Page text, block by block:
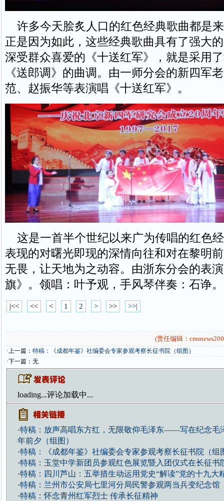
许多今天脍炙人口的红色经典歌曲都是
正是因为如此，这些经典歌曲具有了强大
深受群众喜爱的《十送红军》，就是采用
《送郎调》的曲调。由一师分会的新四军
范、赵振华等表演唱《十送红军》。
这是一首半个世纪以来广为传唱的红色
表现的对曙光即现的深情向往和对在黎明
无畏，让天地为之动容。由浙东分会的表
旗》。领唱：叶予观，手风琴伴奏：石诤。
|<< << < 1 2 > >> >>|
(责任编辑：
·上一篇： 特稿：《成都年鉴》社编委会专家参观考察长征书院（组图）
·下一篇：无
loading...评论加载中...
·特稿：放声高唱东方红，无限敬仰毛泽东——写在纪念毛
年前夕（组图）
·特稿：《成都年鉴》社编委会专家参观考察长征书院（组
·特稿：玉堂中学新团员参观红色展览暨入团仪式在长征书
·特稿：四川芦山：五举措生动运用党史“解读”党的十九大
·特稿：兰州市公安局七里河分局民警参观两当兵变纪念馆
·特稿：怀念青州红军烈士 传承长征精神